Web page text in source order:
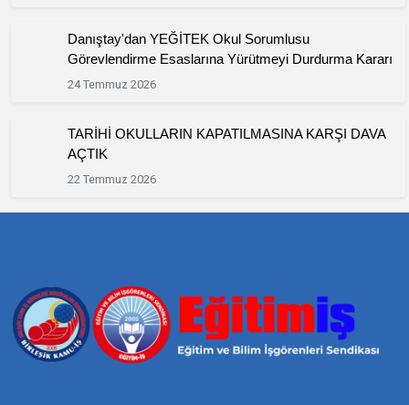
Danıştay'dan YEĞİTEK Okul Sorumlusu
Görevlendirme Esaslarına Yürütmeyi Durdurma Kararı
24 Temmuz 2026
TARİHİ OKULLARIN KAPATILMASINA KARŞI DAVA
AÇTIK
22 Temmuz 2026